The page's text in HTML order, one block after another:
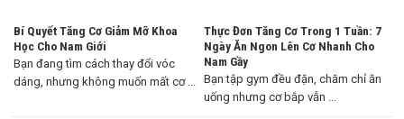
Bí Quyết Tăng Cơ Giảm Mỡ Khoa
Học Cho Nam Giới
Bạn đang tìm cách thay đổi vóc
dáng, nhưng không muốn mất cơ ...
Thực Đơn Tăng Cơ Trong 1 Tuần: 7
Ngày Ăn Ngon Lên Cơ Nhanh Cho
Nam Gầy
Bạn tập gym đều đặn, chăm chỉ ăn
uống nhưng cơ bắp vẫn ...